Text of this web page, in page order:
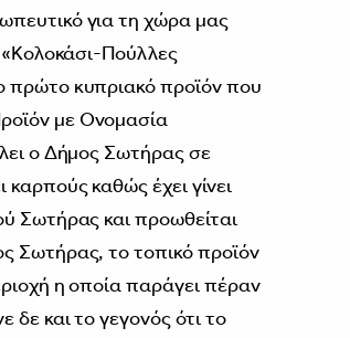
για τη χώρα μας
Πούλλες
πρώτο κυπριακό προϊόν που
με Ονομασία
ο Δήμος Σωτήρας σε
καθώς έχει γίνει
Σωτήρας και προωθείται
Σωτήρας, το τοπικό προϊόν
η οποία παράγει πέραν
και το γεγονός ότι το